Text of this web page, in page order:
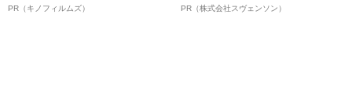
ルインタビュー“観客を魅了した
PR（キノフィルムズ）
オイ”や“ベタつき”を解消す
PR（株式会社スヴェンソン）